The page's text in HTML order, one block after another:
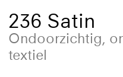
236 Satin
Ondoorzichtig,
textiel